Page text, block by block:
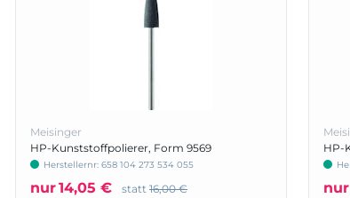
Meisinger
HP-Kunststoffpolierer, Form 9569
Herstellernr: 658 104 273 534 055
nur14,05 € statt 16,00 €
HP-
nur